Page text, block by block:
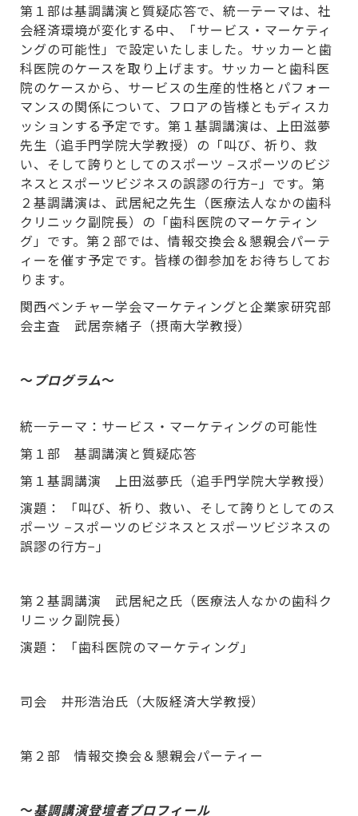
第１部は基調講演と質疑応答で、統一テーマは、社
会経済環境が変化する中、「サービス・マーケティ
ングの可能性」で設定いたしました。サッカーと歯
科医院のケースを取り上げます。サッカーと歯科医
院のケースから、サービスの生産的性格とパフォー
マンスの関係について、フロアの皆様ともディスカ
ッションする予定です。第１基調講演は、上田滋夢
先生（追手門学院大学教授）の「叫び、祈り、救
い、そして誇りとしてのスポーツ −スポーツのビジ
ネスとスポーツビジネスの誤謬の行方−」です。第
２基調講演は、武居紀之先生（医療法人なかの歯科
クリニック副院長）の「歯科医院のマーケティン
グ」です。第２部では、情報交換会＆懇親会パーテ
ィーを催す予定です。皆様の御参加をお待ちしてお
ります。
関西ベンチャー学会マーケティングと企業家研究部
会主査 武居奈緒子（摂南大学教授）
～プログラム～
統一テーマ：サービス・マーケティングの可能性
第１部 基調講演と質疑応答
第１基調講演 上田滋夢氏（追手門学院大学教授）
演題： 「叫び、祈り、救い、そして誇りとしてのス
ポーツ −スポーツのビジネスとスポーツビジネスの
誤謬の行方−」
第２基調講演 武居紀之氏（医療法人なかの歯科ク
リニック副院長）
演題： 「歯科医院のマーケティング」
司会 井形浩治氏（大阪経済大学教授）
第２部 情報交換会＆懇親会パーティー
～基調講演登壇者プロフィール